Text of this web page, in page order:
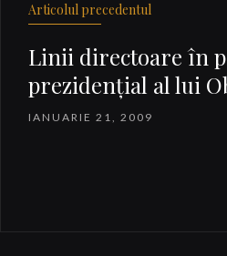
Articolul precedentul
Linii directoare în
prezidenţial al lui
IANUARIE 21, 2009